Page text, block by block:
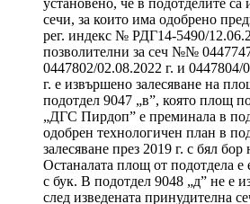
установено, че в подотделите
сечи, за които има одобрено
рег. индекс № РДГ14-5490/
позволителни за сеч №№
0447802/02.08.2022 г. и 0447804/
г. е извършено залесяване на
подотдел 9047 „в”, която площ
„ДГС Пирдоп” е преминала в
одобрен технологичен план в
залесяване през 2019 г. с бял
Останалата площ от подотдела е
с бук. В подотдел 9048 „д” не е
след изведената принудителна